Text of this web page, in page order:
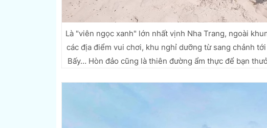
Là "viên ngọc xanh" lớn nhất vịnh Nha Trang, ngoài
các địa điểm vui chơi, khu nghỉ dưỡng từ sang chảnh
Bấy… Hòn đảo cũng là thiên đường ẩm thực để bạn